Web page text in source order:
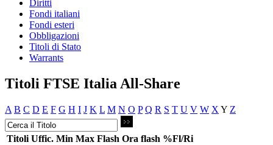
Diritti
Fondi italiani
Fondi esteri
Obbligazioni
Titoli di Stato
Warrants
Titoli FTSE Italia All-Share
A B C D E F G H I J K L M N O P Q R S T U V W X Y Z
Titoli Uffic. Min Max Flash Ora flash %Fl/Ri